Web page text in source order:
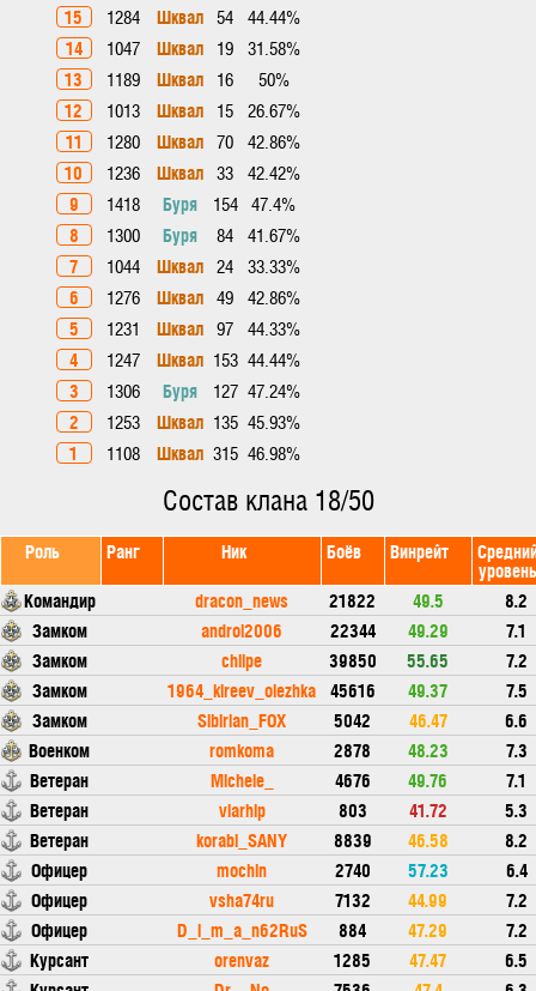
15
1284 Шквал 54 44.44%
14 1047 Шквал 19 31.58%
13 1189 Шквал 16 50%
12 1013 Шквал 15 26.67%
11 1280 Шквал 70 42.86%
10 1236 Шквал 33 42.42%
9 1418 Буря 154 47.4%
8 1300 Буря 84 41.67%
7 1044 Шквал 24 33.33%
6 1276 Шквал 49 42.86%
5 1231 Шквал 97 44.33%
4 1247 Шквал 153 44.44%
3 1306 Буря 127 47.24%
2 1253 Шквал 135 45.93%
1 1108 Шквал 315 46.98%
Состав клана 18/50
Роль Ранг Ник Боёв Винрейт
уровень
Командир
dracon_news 21822 49.5
8.2
Замком
androi2006 22344 49.29
7.1
Замком
chilpe 39850 55.65
7.2
Замком
1964_kireev_olezhka 45616 49.37
7.5
Замком
Sibirian_FOX 5042 46.47
6.6
Военком
romkoma 2878 48.23
7.3
Ветеран
Michele_ 4676 49.76
7.1
Ветеран
vlarhip 803 41.72
5.3
Ветеран
korabl_SANY 8839 46.58
8.2
Офицер
mochin 2740 57.23
6.4
Офицер
vsha74ru 7132 44.99
7.2
Офицер
D_i_m_a_n62RuS 884 47.29
7.2
Курсант
orenvaz 1285 47.47
6.5